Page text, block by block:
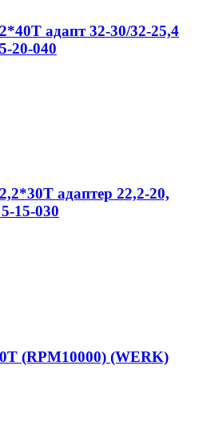
адапт 32-30/32-25,4
20-040
адаптер 22,2-20,
15-030
(RPM10000) (WERK)